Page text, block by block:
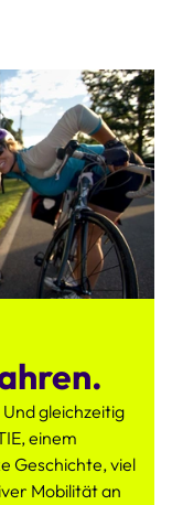
gleichzeitig
einem
Geschichte, viel
Mobilität an